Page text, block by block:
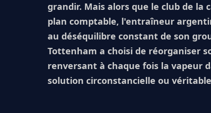
grandir. Mais alors que le club de la
plan comptable, l'entraîneur
au déséquilibre constant de son
Tottenham a choisi de réorganiser
renversant à chaque fois la vapeur
solution circonstancielle ou